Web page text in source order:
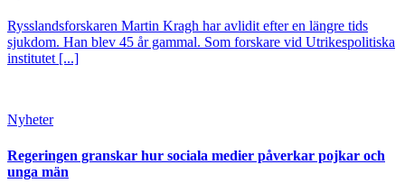
Rysslandsforskaren Martin Kragh har avlidit efter en längre tids
sjukdom. Han blev 45 år gammal. Som forskare vid Utrikespolitiska
institutet [...]
Nyheter
Regeringen granskar hur sociala medier påverkar pojkar och
unga män